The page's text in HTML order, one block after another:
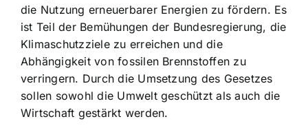
die Nutzung erneuerbarer Energien zu fördern. Es
ist Teil der Bemühungen der Bundesregierung, die
Klimaschutzziele zu erreichen und die
Abhängigkeit von fossilen Brennstoffen zu
verringern. Durch die Umsetzung des Gesetzes
sollen sowohl die Umwelt geschützt als auch die
Wirtschaft gestärkt werden.